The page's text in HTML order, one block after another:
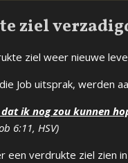
ziel
ziel weer nieuwe
Job uitsprak, werden
dat ik nogzou kunnen
6:11, HSV)
een verdrukte ziel zien